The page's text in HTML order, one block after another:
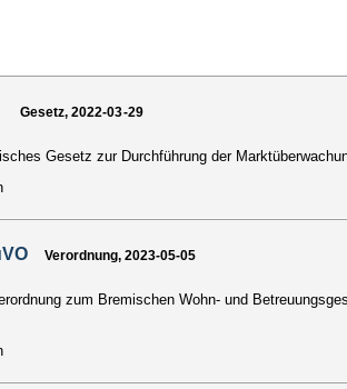
Gesetz, 2022-03-29
Gesetz zur Durchführung der
Verordnung, 2023-05-05
zum Bremischen Wohn- und